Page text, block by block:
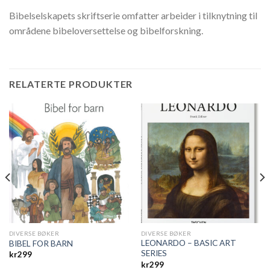
Bibelselskapets skriftserie omfatter arbeider i tilknytning til
områdene bibeloversettelse og bibelforskning.
RELATERTE PRODUKTER
DIVERSE BØKER
BIBEL FOR BARN
kr299
DIVERSE BØKER
LEONARDO – BASIC ART
SERIES
kr299